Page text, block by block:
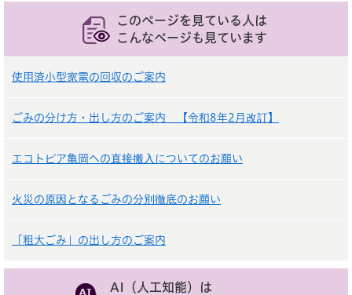
このページを見ている人は
こんなページも見ています
使用済小型家電の回収のご案内
ごみの分け方・出し方のご案内 【令和8年2月改訂】
エコトピア亀岡への直接搬入についてのお願い
火災の原因となるごみの分別徹底のお願い
「粗大ごみ」の出し方のご案内
AI（人工知能）は